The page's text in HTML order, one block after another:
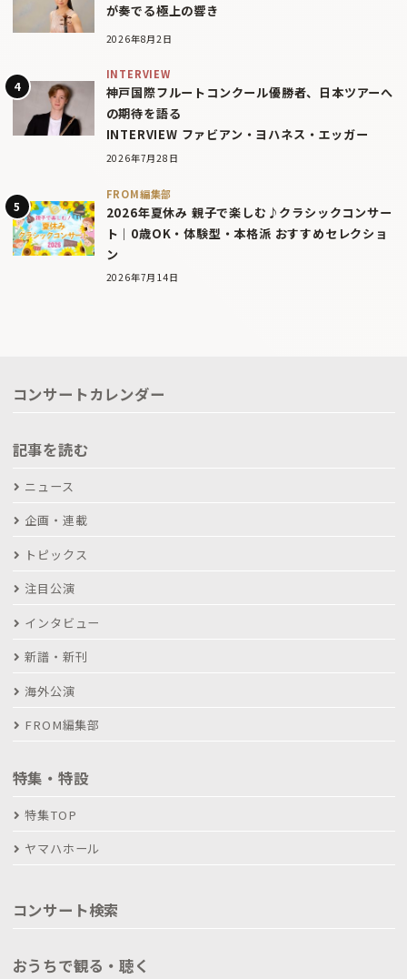
が奏でる極上の響き
2026年8月2日
INTERVIEW
神戸国際フルートコンクール優勝者、日本ツアーへ
の期待を語る
INTERVIEW ファビアン・ヨハネス・エッガー
2026年7月28日
FROM編集部
2026年夏休み 親子で楽しむ♪クラシックコンサー
ト｜0歳OK・体験型・本格派 おすすめセレクショ
ン
2026年7月14日
コンサートカレンダー
記事を読む
ニュース
企画・連載
トピックス
注目公演
インタビュー
新譜・新刊
海外公演
FROM編集部
特集・特設
特集TOP
ヤマハホール
コンサート検索
おうちで観る・聴く